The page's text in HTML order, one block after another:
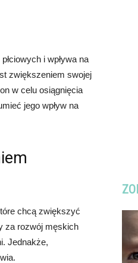
i wpływa na
zwiększeniem swojej
w celu osiągnięcia
jego wpływ na
chcą zwiększyć
za rozwój męskich
Jednakże,